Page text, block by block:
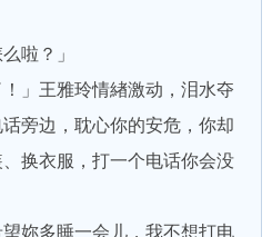
？」
王雅玲情緖激动，泪水夺
旁边，耽心你的安危，你却
换衣服，打一个电话你会没
多睡一会儿，我不想打电